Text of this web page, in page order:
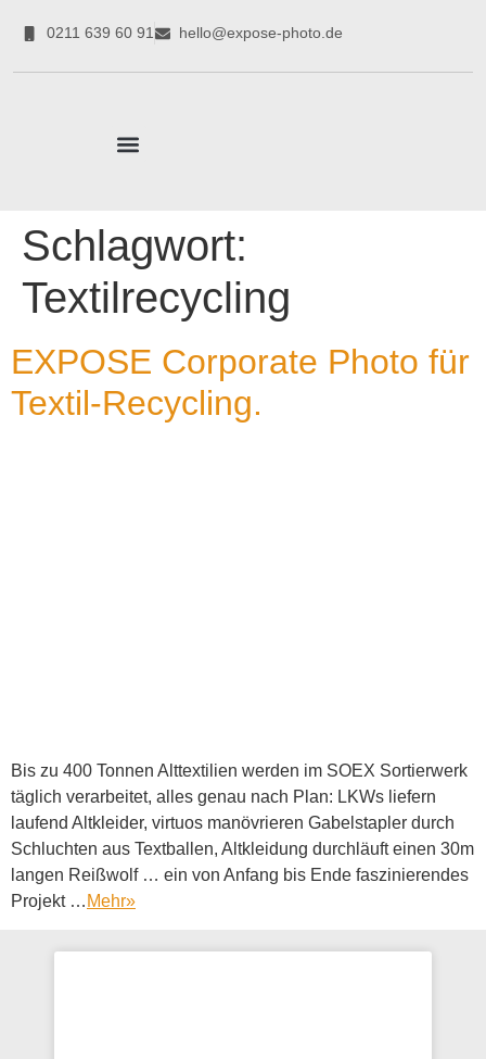
0211 639 60 91 hello@expose-photo.de
Schlagwort:
Textilrecycling
EXPOSE Corporate Photo für
Textil-Recycling.
Bis zu 400 Tonnen Alttextilien werden im SOEX Sortierwerk
täglich verarbeitet, alles genau nach Plan: LKWs liefern
laufend Altkleider, virtuos manövrieren Gabelstapler durch
Schluchten aus Textballen, Altkleidung durchläuft einen 30m
langen Reißwolf … ein von Anfang bis Ende faszinierendes
Projekt … Mehr»